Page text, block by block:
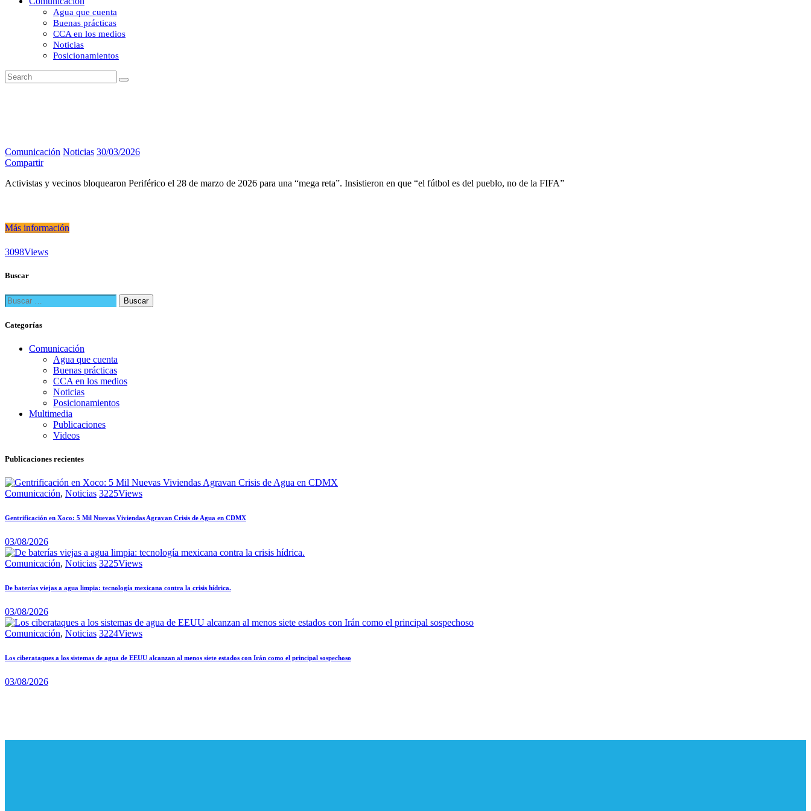
Agua que cuenta
Buenas prácticas
CCA en los medios
Noticias
Posicionamientos
Comunicación Noticias 30/03/2026
Compartir
Activistas y vecinos bloquearon Periférico el 28 de marzo de 2026 para una “mega reta”. Insistieron en que “el fútbol es del pueblo, no de la FIFA”
Más información
3098Views
Buscar
Buscar:
Categorías
Comunicación
Agua que cuenta
Buenas prácticas
CCA en los medios
Noticias
Posicionamientos
Multimedia
Publicaciones
Videos
Publicaciones recientes
Comunicación, Noticias 3225Views
Gentrificación en Xoco: 5 Mil Nuevas Viviendas Agravan Crisis de Agua en CDMX
03/08/2026
Comunicación, Noticias 3225Views
De baterías viejas a agua limpia: tecnología mexicana contra la crisis hídrica.
03/08/2026
Comunicación, Noticias 3224Views
Los ciberataques a los sistemas de agua de EEUU alcanzan al menos siete estados con Irán como el principal sospechoso
03/08/2026